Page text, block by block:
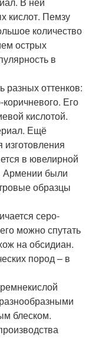
кислот. Пемзу
количество
острых
в
оттенков:
Его
кислотой.
Ещё
в ювелирной
Армении были
образцы
серо-
можно спутать
на обсидиан.
пород – в
блеском.